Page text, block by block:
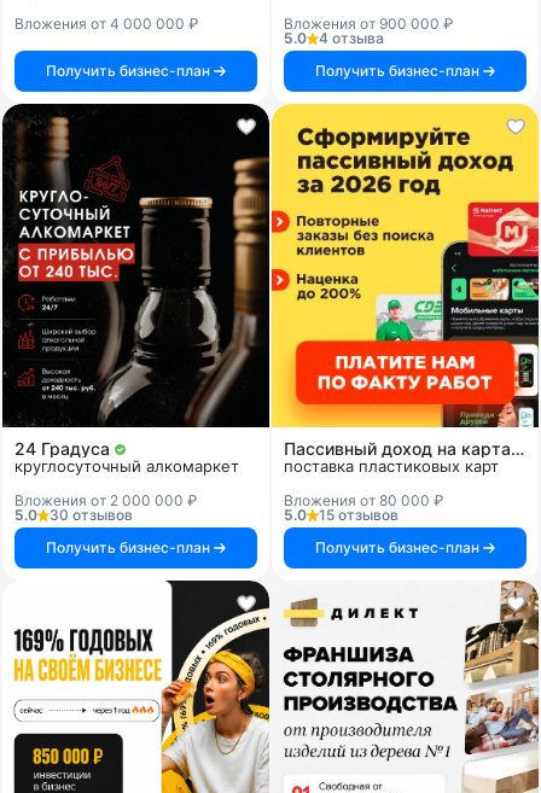
Вложения от 4 000 000 ₽
Получить бизнес-план
Вложения от 900 000 ₽
5.0
4 отзыва
Получить бизнес-план
24 Градуса
круглосуточный алкомаркет
Вложения от 2 000 000 ₽
5.0
30 отзывов
Получить бизнес-план
Пассивный доход на картах и системах
поставка пластиковых карт
Вложения от 80 000 ₽
5.0
15 отзывов
Получить бизнес-план